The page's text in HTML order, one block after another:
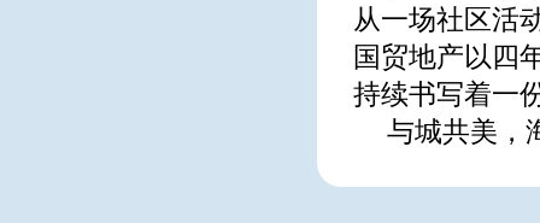
从一场社区活
国贸地产以四
持续书写着一
与城共美，